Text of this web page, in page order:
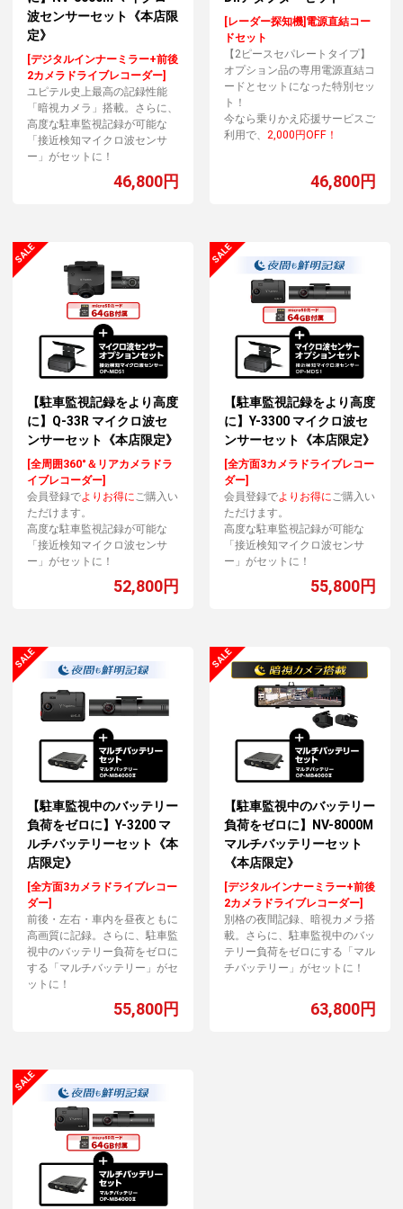
波センサーセット《本店限
定》
[デジタルインナーミラー+前後
2カメラドライブレコーダー]
ユピテル史上最高の記録性能
「暗視カメラ」搭載。さらに、
高度な駐車監視記録が可能な
「接近検知マイクロ波センサ
ー」がセットに！
46,800円
[レーダー探知機]電源直結コー
ドセット
【2ピースセパレートタイプ】
オプション品の専用電源直結コ
ードとセットになった特別セッ
ト！
今なら乗りかえ応援サービスご
利用で、 2,000円OFF！
46,800円
【駐車監視記録をより高度
に】Q-33R マイクロ波セ
ンサーセット《本店限定》
[全周囲360°＆リアカメラドラ
イブレコーダー]
会員登録でよりお得に ご購入い
ただけます。
高度な駐車監視記録が可能な
「接近検知マイクロ波センサ
ー」がセットに！
52,800円
【駐車監視記録をより高度
に】Y-3300 マイクロ波セ
ンサーセット《本店限定》
[全方面3カメラドライブレコー
ダー]
会員登録でよりお得に ご購入い
ただけます。
高度な駐車監視記録が可能な
「接近検知マイクロ波センサ
ー」がセットに！
55,800円
【駐車監視中のバッテリー
負荷をゼロに】Y-3200 マ
ルチバッテリーセット《本
店限定》
[全方面3カメラドライブレコー
ダー]
前後・左右・車内を昼夜ともに
高画質に記録。さらに、駐車監
視中のバッテリー負荷をゼロに
する「マルチバッテリー」がセ
ットに！
55,800円
【駐車監視中のバッテリー
負荷をゼロに】NV-8000M
マルチバッテリーセット
《本店限定》
[デジタルインナーミラー+前後
2カメラドライブレコーダー]
別格の夜間記録、暗視カメラ搭
載。さらに、駐車監視中のバッ
テリー負荷をゼロにする「マル
チバッテリー」がセットに！
63,800円